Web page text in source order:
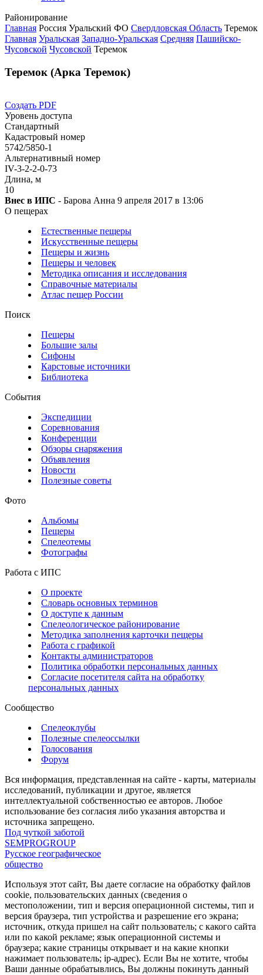
Районирование
Главная Россия Уральский ФО Свердловская Область Теремок
Главная Уральская Западно-Уральская Средняя Пашийско-
Чусовской Чусовской Теремок
Теремок (Арка Теремок)
Создать PDF
Уровень доступа
Стандартный
Кадастровый номер
5742/5850-1
Альтернативный номер
IV-3-2-2-0-73
Длина, м
10
Внес в ИПС - Барова Анна 9 апреля 2017 в 13:06
О пещерах
Естественные пещеры
Искусственные пещеры
Пещеры и жизнь
Пещеры и человек
Методика описания и исследования
Справочные материалы
Атлас пещер России
Поиск
Пещеры
Большие залы
Сифоны
Карстовые источники
Библиотека
События
Экспедиции
Соревнования
Конференции
Обзоры снаряжения
Объявления
Новости
Полезные советы
Фото
Альбомы
Пещеры
Спелеотемы
Фотографы
Работа с ИПС
О проекте
Словарь основных терминов
О доступе к данным
Спелеологическое районирование
Методика заполнения карточки пещеры
Работа с графикой
Контакты администраторов
Политика обработки персональных данных
Согласие посетителя сайта на обработку
персональных данных
Сообщество
Спелеоклубы
Полезные спелеоссылки
Голосования
Форум
Вся информация, представленная на сайте - карты, материалы
исследований, публикации и другое, является
интеллектуальной собственностью ее авторов. Любое
использование без согласия либо указания авторства и
источника запрещено.
Под чуткой заботой
SEMPROGROUP
Русское географическое
общество
Используя этот сайт, Вы даете согласие на обработку файлов
cookie, пользовательских данных (сведения о
местоположении, тип и версия операционной системы, тип и
версия браузера, тип устройства и разрешение его экрана;
источник, откуда пришел на сайт пользователь; с какого сайта
или по какой рекламе; язык операционной системы и
браузера; какие страницы открывает и на какие кнопки
нажимает пользователь; ip-адрес). Если Вы не хотите, чтобы
Ваши данные обрабатывлись, Вы должны покинуть данный